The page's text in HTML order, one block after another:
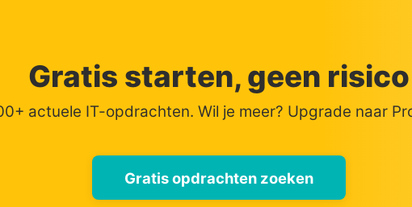
Gratis starten, geen risico
actuele IT-opdrachten. Wil je meer? Upgrade naar
Gratis opdrachten zoeken